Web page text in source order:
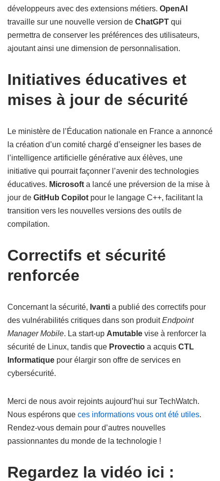
développeurs avec des extensions métiers. OpenAI
travaille sur une nouvelle version de ChatGPT qui
permettra de conserver les préférences des utilisateurs,
ajoutant ainsi une dimension de personnalisation.
Initiatives éducatives et
mises à jour de sécurité
Le ministère de l’Éducation nationale en France a annoncé
la création d’un comité chargé d’enseigner les bases de
l’intelligence artificielle générative aux élèves, une
initiative qui pourrait façonner l’avenir des technologies
éducatives. Microsoft a lancé une préversion de la mise à
jour de GitHub Copilot pour le langage C++, facilitant la
transition vers les nouvelles versions des outils de
compilation.
Correctifs et sécurité
renforcée
Concernant la sécurité, Ivanti a publié des correctifs pour
des vulnérabilités critiques dans son produitEndpoint
Manager Mobile. La start-up Amutable vise à renforcer la
sécurité de Linux, tandis que Provectio a acquis CTL
Informatique pour élargir son offre de services en
cybersécurité.
Merci de nous avoir rejoints aujourd’hui sur TechWatch.
Nous espérons que ces informations vous ont été utiles.
Rendez-vous demain pour d’autres nouvelles
passionnantes du monde de la technologie !
Regardez la vidéo ici :